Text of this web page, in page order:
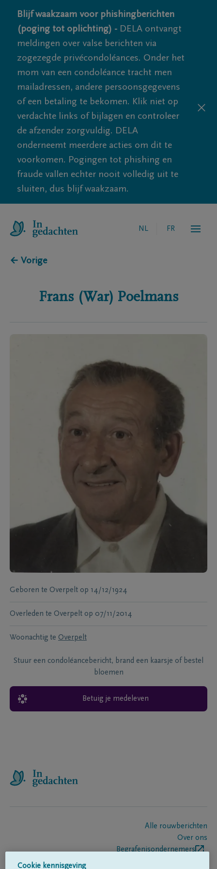
Blijf waakzaam voor phishingberichten
(poging tot oplichting) - DELA ontvangt
meldingen over valse berichten via
zogezegde privécondoléances. Onder het
mom van een condoléance tracht men
mailadressen, andere persoonsgegevens
of een betaling te bekomen. Klik niet op
verdachte links of bijlagen en controleer
de afzender zorgvuldig. DELA
onderneemt meerdere acties om dit te
voorkomen. Pogingen tot phishing en
fraude vallen echter nooit volledig uit te
sluiten, dus blijf waakzaam.
NL FR
← Vorige
Frans (War) Poelmans
Geboren te Overpelt op 14/12/1924
Overleden te Overpelt op 07/11/2014
Woonachtig te Overpelt
Stuur een condoléancebericht, brand een kaarsje of bestel
bloemen
Betuig je medeleven
Alle rouwberichten
Over ons
Begrafenisondernemers
Cookie kennisgeving